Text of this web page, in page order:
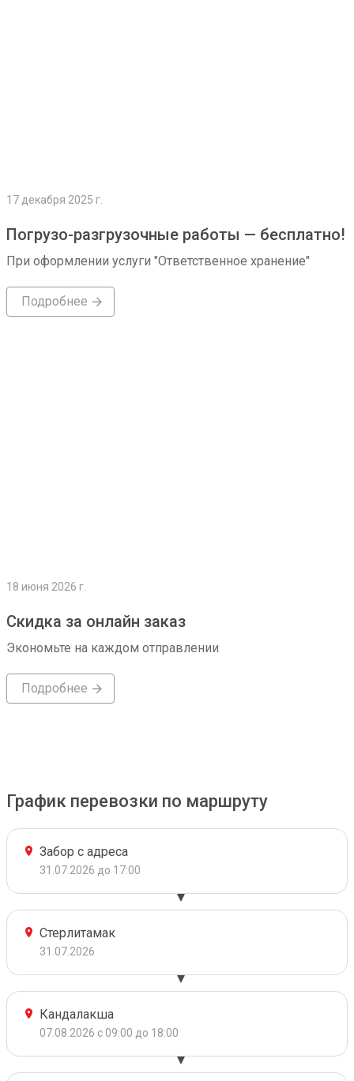
17 декабря 2025 г.
Погрузо-разгрузочные работы — бесплатно!
При оформлении услуги "Ответственное хранение"
Подробнее
18 июня 2026 г.
Скидка за онлайн заказ
Экономьте на каждом отправлении
Подробнее
График перевозки по маршруту
Забор с адреса
31.07.2026 до 17:00
Стерлитамак
31.07.2026
Кандалакша
07.08.2026 с 09:00 до 18:00